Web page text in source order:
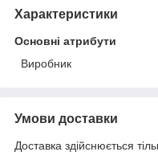
Характеристики
Основні атрибути
Виробник
Умови доставки
Доставка здійснюється